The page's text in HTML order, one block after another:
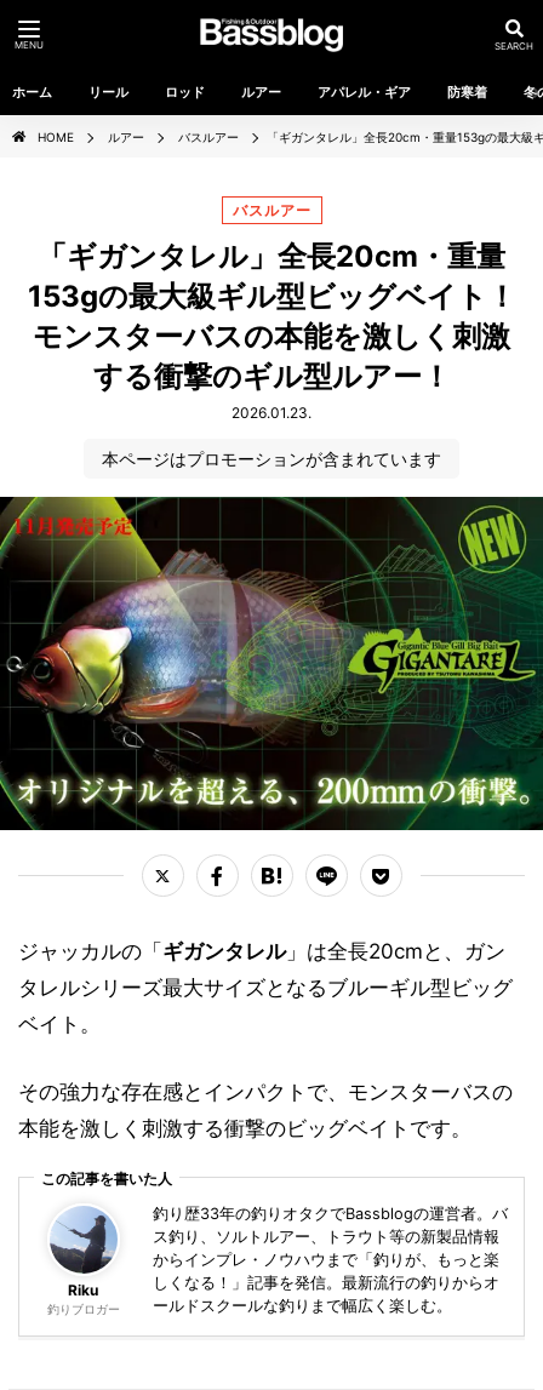
ホーム リール ロッド ルアー アパレル・ギア 防寒着 冬
MENU SEARCH
HOME ルアー バスルアー 「ギガンタレル」全長20cm・重量153gの最大
「ギガンタレル」全長20cm・重量
153gの最大級ギル型ビッグベイト！
モンスターバスの本能を激しく刺激
する衝撃のギル型ルアー！
バスルアー
2026.01.23.
ジャッカルの「 ギガンタレル」は全長20cmと、ガン
タレルシリーズ最大サイズとなるブルーギル型ビッグ
ベイト。
その強力な存在感とインパクトで、モンスターバスの
本能を激しく刺激する衝撃のビッグベイトです。
この記事を書いた人
Riku
釣りブロガー
釣り歴33年の釣りオタクでBassblogの運営者。バ
ス釣り、ソルトルアー、トラウト等の新製品情報
からインプレ・ノウハウまで「釣りが、もっと楽
しくなる！」記事を発信。最新流行の釣りからオ
ールドスクールな釣りまで幅広く楽しむ。